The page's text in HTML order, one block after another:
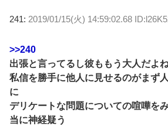
241: 2019/01/15(火) 14:59:02.68
>>240
出張と言ってるし彼ももう大人だよ
私信を勝手に他人に見せるのがまず
に
デリケートな問題についての喧嘩を
当に神経疑う